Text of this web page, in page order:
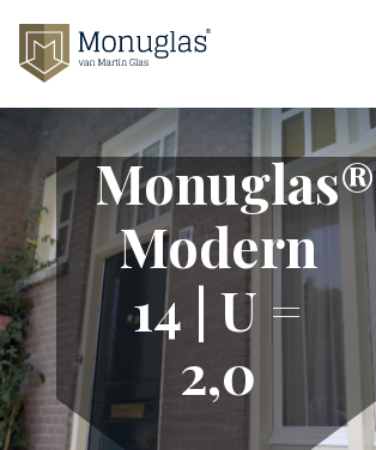
Monuglas®
Modern
14 | U =
2,0